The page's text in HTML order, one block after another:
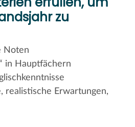
zu
Noten
in Hauptfächern
realistische Erwartungen,